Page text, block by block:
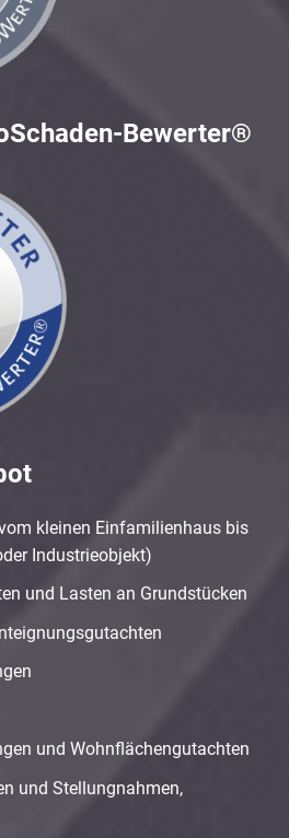
Bewerter®
kleinen Einfamilienhaus bis
Industrieobjekt)
und Lasten an Grundstücken
und Wohnflächengutachten
und Stellungnahmen,